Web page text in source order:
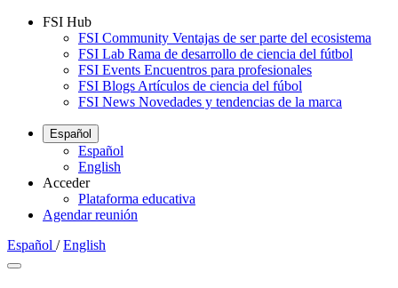
FSI Hub
FSI Community Ventajas de ser parte del ecosistema
FSI Lab Rama de desarrollo de ciencia del fútbol
FSI Events Encuentros para profesionales
FSI Blogs Artículos de ciencia del fúbol
FSI News Novedades y tendencias de la marca
Español
Español
English
Acceder
Plataforma educativa
Agendar reunión
Español / English